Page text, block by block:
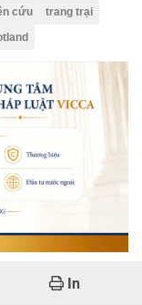
cứu
trang trại
In